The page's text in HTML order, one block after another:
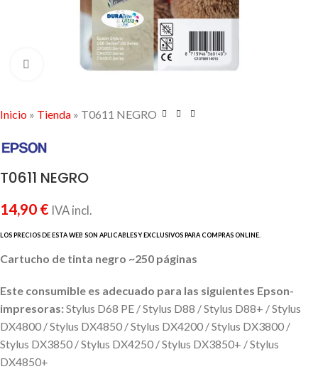
Click to enlarge
Inicio » Tienda » T0611 NEGRO
T0611 NEGRO
14,90 € IVA incl.
Cartucho de tinta negro ~250 páginas
Este consumible es adecuado para las siguientes Epson-
impresoras:Stylus D68 PE / Stylus D88 / Stylus D88+ / Stylus
DX4800 / Stylus DX4850 / Stylus DX4200 / Stylus DX3800 /
Stylus DX3850 / Stylus DX4250 / Stylus DX3850+ / Stylus
DX4850+